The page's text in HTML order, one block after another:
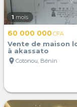
1 mois
60 000 000CFA
Vente de maison
à akassato
location_on Cotonou, Bénin